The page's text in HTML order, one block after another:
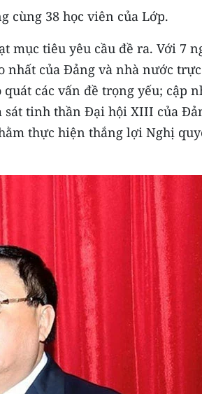
cùng 38 học viên của Lớp.
mục tiêu yêu cầu đề ra. Với 7
nhất của Đảng và nhà nước trực
các vấn đề trọng yếu; cập
tinh thần Đại hội XIII của
thực hiện thắng lợi Nghị